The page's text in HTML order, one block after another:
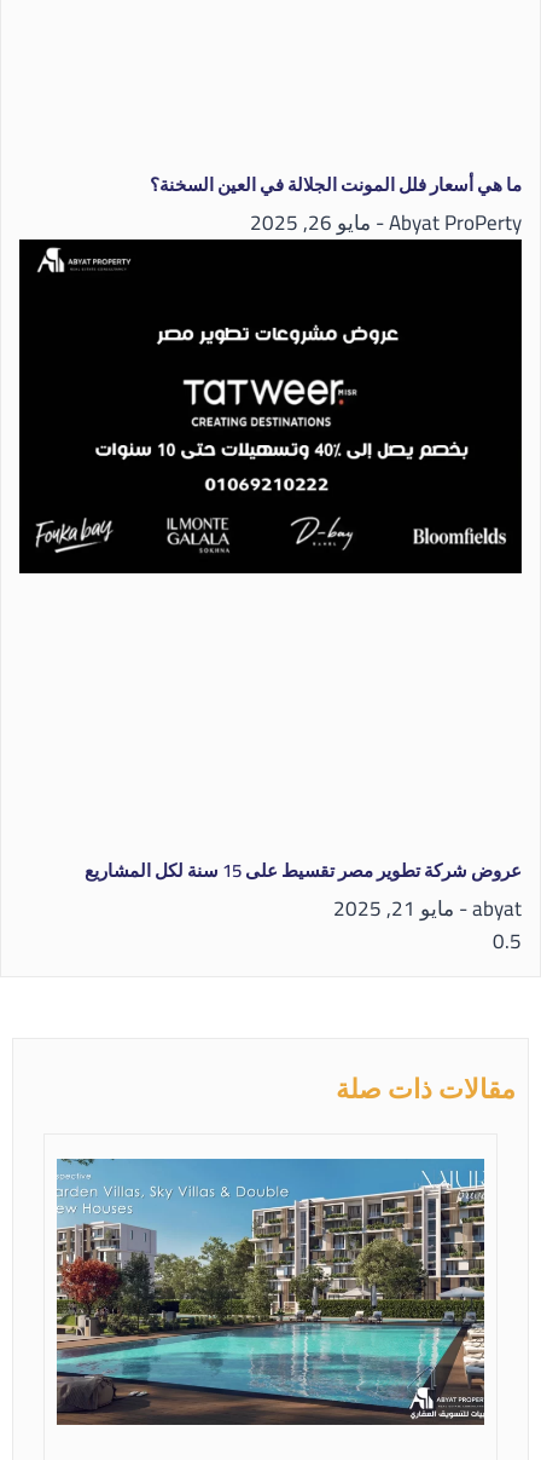
ما هي أسعار فلل المونت الجلالة في العين السخنة؟
Abyat ProPerty مايو 26, 2025
عروض شركة تطوير مصر تقسيط على 15 سنة لكل المشاريع
abyat مايو 21, 2025
مقالات ذات صلة